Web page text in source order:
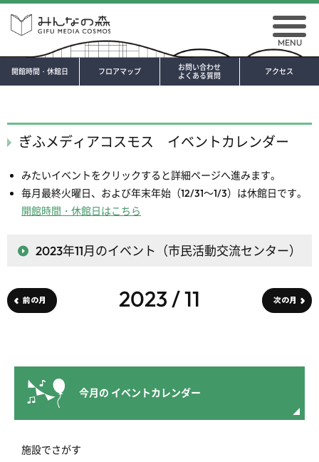
アクセス
開館時間・休館日 フロアマップ
お問い合わせ
よくある質問
MENU
ぎふメディアコスモス イベントカレンダー
みたいイベントをクリックすると詳細ページへ進みます。
毎月最終火曜日、および年末年始（12/31～1/3）は休館日です。
開館時間・休館日はこちら
2023年11月のイベント（市民活動交流センター）
前の月 2023 / 11 次の月
今月の イベントカレンダー
施設でさがす